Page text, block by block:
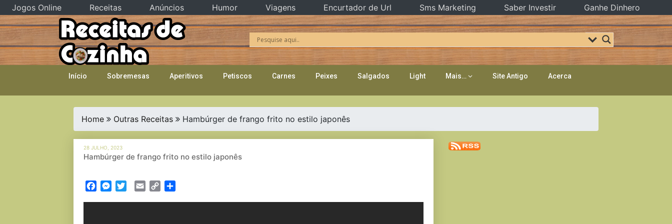
Skip
to
content
Início Sobremesas Aperitivos Petiscos Carnes Peixes Salgados Light Mais… Site Antigo Acerca
Home Outras Receitas Hambúrger de frango frito no estilo japonês
28 JULHO, 2023
Hambúrger de frango frito no estilo japonês
FacebookMessenger
TwitterEmail Copy
Jogos Online Receitas Anúncios Humor Viagens Encurtador de Url Sms Marketing Saber Investir Ganhe Dinhero